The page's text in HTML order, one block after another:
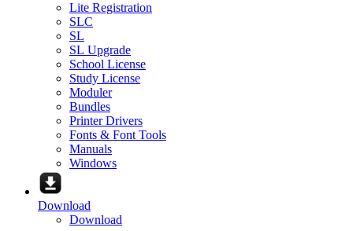
Lite Registration
SLC
SL
SL Upgrade
School License
Study License
Moduler
Bundles
Printer Drivers
Fonts & Font Tools
Manuals
Windows
Download
Download